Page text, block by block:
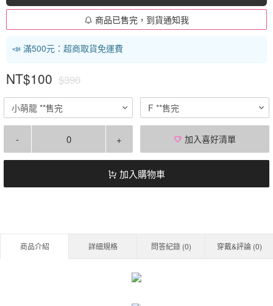
商品已售完，到貨通知我
📣 滿500元：超商取貨免運費
NT$100 $390
小萌龍 **售完 F **售完
- + 加入喜好清單
加入購物車
商品介紹 詳細規格 問答紀錄 (0) 穿戴&評論 (0)